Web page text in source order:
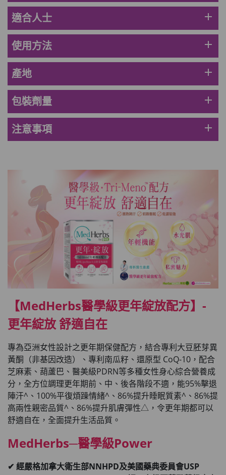
此商品最多可加購1件
HKD$145
(到期日2027年2月)
HKD$85 加入購物車
適合人士 add
使用方法 add
產地 add
包裝劑量 add
注意事項 add
【MedHerbs醫學級更年綻放配方】-
更年綻放 舒適自在
專為亞洲女性設計之更年期保健配方，結合專利大豆胚芽異
黃酮（非基因改造）、專利南瓜籽、還原型 CoQ-10，配合
芝麻素、葫蘆巴、醫美級PDRN等多種女性身心綜合營養成
分，全方位調理更年期前、中、後各階段不適，能95%擊退
陣汗^、100%平復煩躁情緒^、86%提升睡眠質素^、86%提
高兩性親密品質^、86%提升肌膚彈性△，令更年期都可以
舒適自在，全面提升生活品質。
MedHerbs─醫學級Power
✔ 經嚴格加拿大衛生部NNHPD及美國藥典委員會USP